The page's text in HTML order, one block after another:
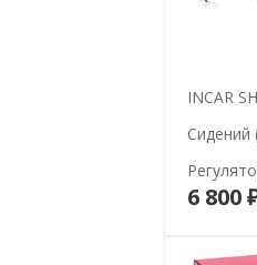
INCAR
Сидений
6 800
В